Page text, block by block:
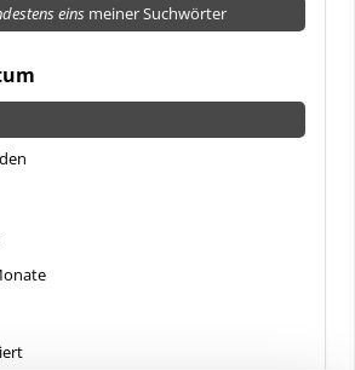
eins meiner Suchwörter